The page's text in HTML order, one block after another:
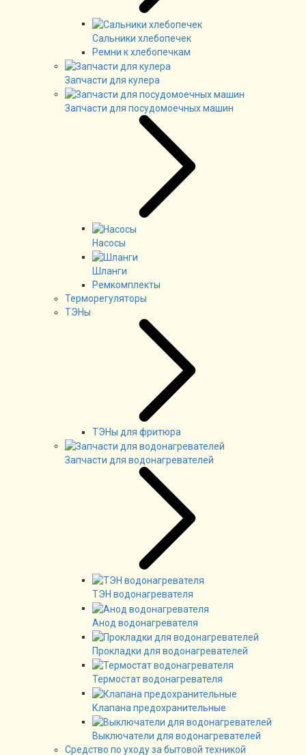
Сальники хлебопечек
Ремни к хлебопечкам
Запчасти для кулера
Запчасти для посудомоечных машин
Насосы
Шланги
Ремкомплекты
Терморегуляторы
ТЭНы
ТЭНы для фритюра
Запчасти для водонагревателей
ТЭН водонагревателя
Анод водонагревателя
Прокладки для водонагревателей
Термостат водонагревателя
Клапана предохранительные
Выключатели для водонагревателей
Средство по уходу за бытовой техникой